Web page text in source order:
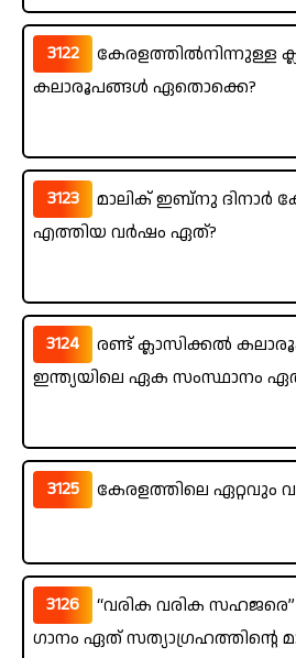
3122
കേരളത്തിൽനിന്നുള്ള
കലാരൂപങ്ങൾ ഏതൊക്കെ?
3123
മാലിക് ഇബ്നു ദിനാർ
എത്തിയ വർഷം ഏത്?
3124
രണ്ട് ക്ലാസിക്കൽ
ഇന്ത്യയിലെ ഏക സംസ്ഥാനം
3125 കേരളത്തിലെ ഏറ്റവും
3126
“വരിക വരിക
ഗാനം ഏത് സത്യാഗ്രഹത്തിന്റെ